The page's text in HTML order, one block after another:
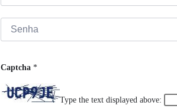
Captcha *
Type the text displayed above: